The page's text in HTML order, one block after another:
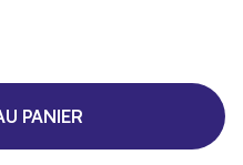
PANIER